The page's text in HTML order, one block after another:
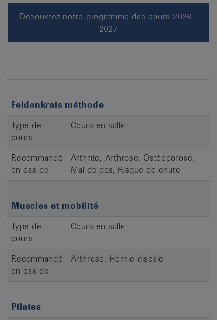
Découvrez notre programme des cours 2026 -
2027
Feldenkrais méthode
Type de
cours
Cours en salle
Recommandé
en cas de
Arthrite, Arthrose, Ostéoporose,
Mal de dos, Risque de chute
Muscles et mobilité
Type de
cours
Cours en salle
Recommandé
en cas de
Arthrose, Hernie discale
Pilates